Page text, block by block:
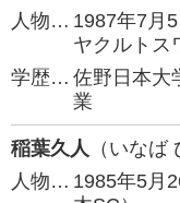
人物… 1987年7月
ヤクルトス
学歴… 佐野日本大
業
稲葉久人 （いなば
人物… 1985年5月